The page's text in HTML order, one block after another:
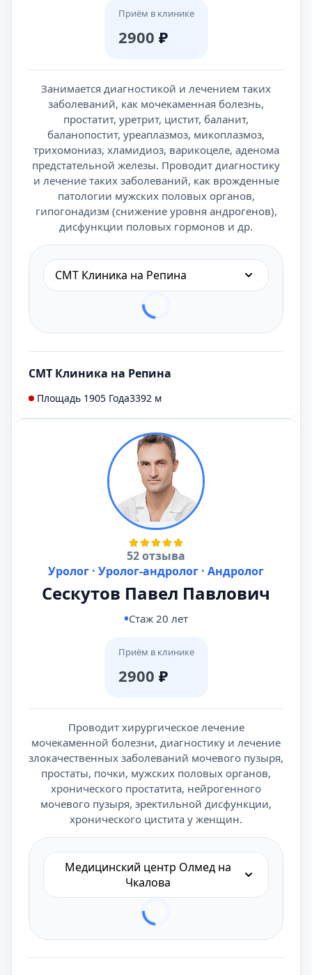
Приём в клинике
2900 ₽
Занимается диагностикой и лечением таких
заболеваний, как мочекаменная болезнь,
простатит, уретрит, цистит, баланит,
баланопостит, уреаплазмоз, микоплазмоз,
трихомониаз, хламидиоз, варикоцеле, аденома
предстательной железы. Проводит диагностику
и лечение таких заболеваний, как врожденные
патологии мужских половых органов,
гипогонадизм (снижение уровня андрогенов),
дисфункции половых гормонов и др.
СМТ Клиника на Репина
СМТ Клиника на Репина
Площадь 1905 Года3392 м
52 отзыва
Уролог · Уролог-андролог · Андролог
Сескутов Павел Павлович
Стаж 20 лет
Приём в клинике
2900 ₽
Проводит хирургическое лечение
мочекаменной болезни, диагностику и лечение
злокачественных заболеваний мочевого пузыря,
простаты, почки, мужских половых органов,
хронического простатита, нейрогенного
мочевого пузыря, эректильной дисфункции,
хронического цистита у женщин.
Медицинский центр Олмед на
Чкалова